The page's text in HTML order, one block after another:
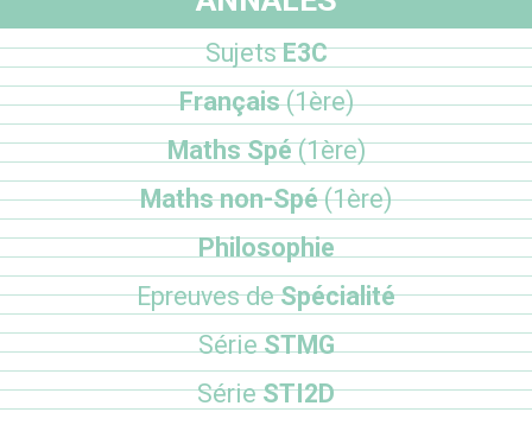
SujetsE3C
Français(1ère)
Maths Spé(1ère)
Maths non-Spé(1ère)
Philosophie
Epreuves deSpécialité
SérieSTMG
SérieSTI2D